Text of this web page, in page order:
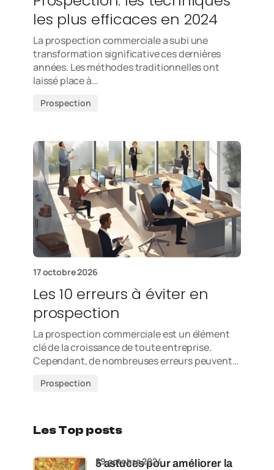
les plus efficaces en 2024
La prospection commerciale a subi une
transformation significative ces dernières
années. Les méthodes traditionnelles ont
laissé place à…
Prospection
17 octobre 2026
Les 10 erreurs à éviter en
prospection
La prospection commerciale est un élément
clé de la croissance de toute entreprise.
Cependant, de nombreuses erreurs peuvent…
Prospection
Les Top posts
5 astuces pour améliorer la
29 octobre 2024